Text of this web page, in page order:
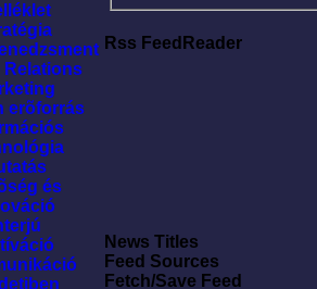
Relations
erõforrás
és
Rss FeedReader
News Titles
Feed Sources
Fetch/Save Feed